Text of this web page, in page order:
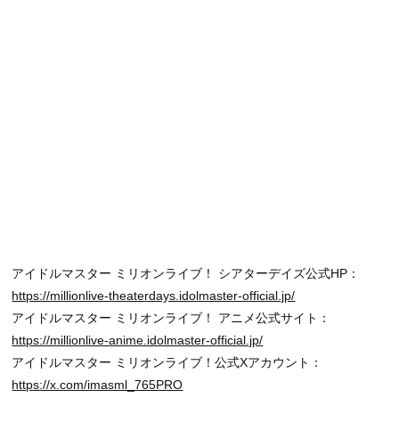
アイドルマスター ミリオンライブ！ シアターデイズ公式HP：
https://millionlive-theaterdays.idolmaster-official.jp/
アイドルマスター ミリオンライブ！ アニメ公式サイト：
https://millionlive-anime.idolmaster-official.jp/
アイドルマスター ミリオンライブ！公式Xアカウント：
https://x.com/imasml_765PRO